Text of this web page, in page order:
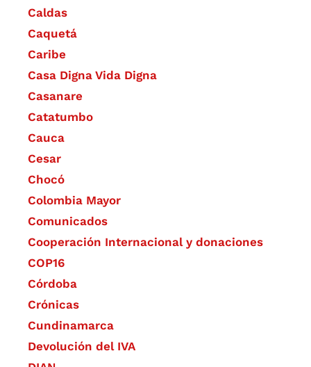
Caldas
Caquetá
Caribe
Casa Digna Vida Digna
Casanare
Catatumbo
Cauca
Cesar
Chocó
Colombia Mayor
Comunicados
Cooperación Internacional y donaciones
COP16
Córdoba
Crónicas
Cundinamarca
Devolución del IVA